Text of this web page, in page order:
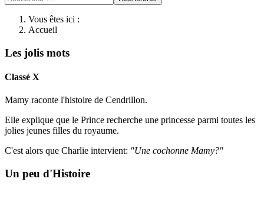
Vous êtes ici :
Accueil
Les jolis mots
Classé X
Mamy raconte l'histoire de Cendrillon.
Elle explique que le Prince recherche une princesse parmi toutes les
jolies jeunes filles du royaume.
C'est alors que Charlie intervient: "Une cochonne Mamy?"
Un peu d'Histoire